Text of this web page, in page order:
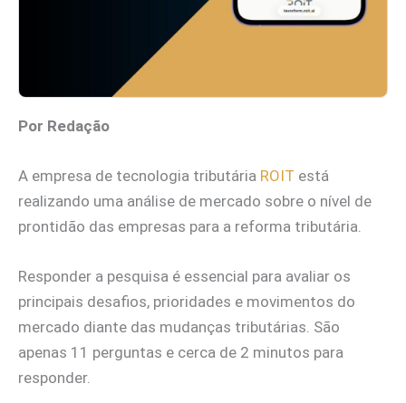
Por Redação
A empresa de tecnologia tributária ROIT está
realizando uma análise de mercado sobre o nível de
prontidão das empresas para a reforma tributária.
Responder a pesquisa é essencial para avaliar os
principais desafios, prioridades e movimentos do
mercado diante das mudanças tributárias. São
apenas 11 perguntas e cerca de 2 minutos para
responder.